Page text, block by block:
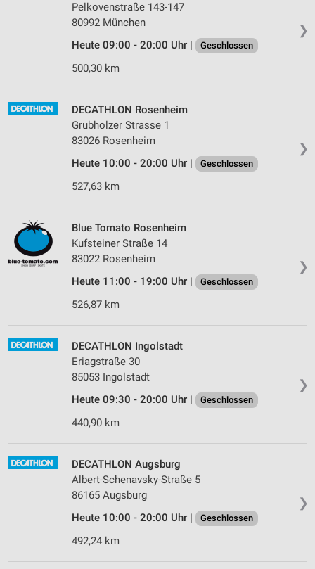
❯
Pelkovenstraße 143-147
80992 München
Heute 09:00 - 20:00 Uhr |
Geschlossen
500,30 km
❯
DECATHLON Rosenheim
Grubholzer Strasse 1
83026 Rosenheim
Heute 10:00 - 20:00 Uhr |
Geschlossen
527,63 km
❯
Blue Tomato Rosenheim
Kufsteiner Straße 14
83022 Rosenheim
Heute 11:00 - 19:00 Uhr |
Geschlossen
526,87 km
❯
DECATHLON Ingolstadt
Eriagstraße 30
85053 Ingolstadt
Heute 09:30 - 20:00 Uhr |
Geschlossen
440,90 km
❯
DECATHLON Augsburg
Albert-Schenavsky-Straße 5
86165 Augsburg
Heute 10:00 - 20:00 Uhr |
Geschlossen
492,24 km